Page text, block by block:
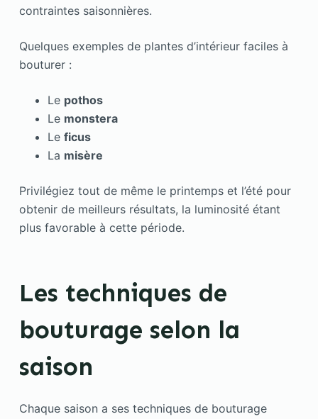
contraintes saisonnières.
Quelques exemples de plantes d’intérieur faciles à
bouturer :
Le pothos
Le monstera
Le ficus
La misère
Privilégiez tout de même le printemps et l’été pour
obtenir de meilleurs résultats, la luminosité étant
plus favorable à cette période.
Les techniques de
bouturage selon la
saison
Chaque saison a ses techniques de bouturage